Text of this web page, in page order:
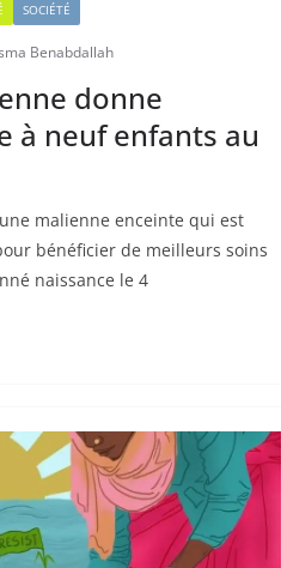
SOCIÉTÉ
Benabdallah
donne
à neuf enfants au
malienne enceinte qui est
bénéficier de meilleurs soins
naissance le 4